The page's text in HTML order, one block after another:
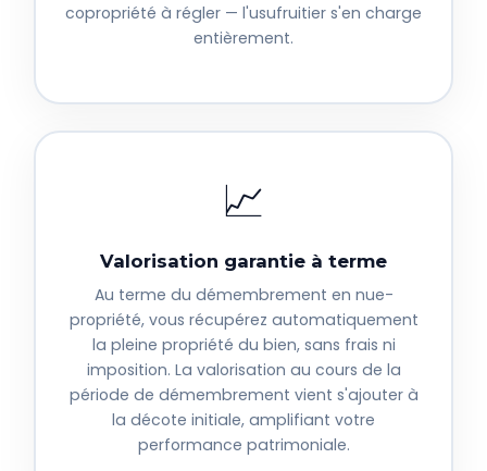
copropriété à régler — l'usufruitier s'en charge
entièrement.
📈
Valorisation garantie à terme
Au terme du démembrement en nue-
propriété, vous récupérez automatiquement
la pleine propriété du bien, sans frais ni
imposition. La valorisation au cours de la
période de démembrement vient s'ajouter à
la décote initiale, amplifiant votre
performance patrimoniale.